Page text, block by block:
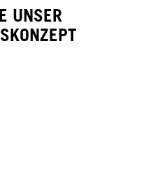
UNSER